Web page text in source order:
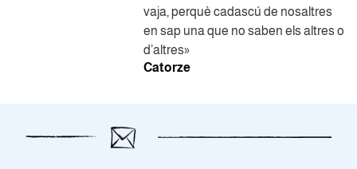
vaja, perquè cadascú de nosaltres
en sap una que no saben els altres o
d’altres»
Catorze